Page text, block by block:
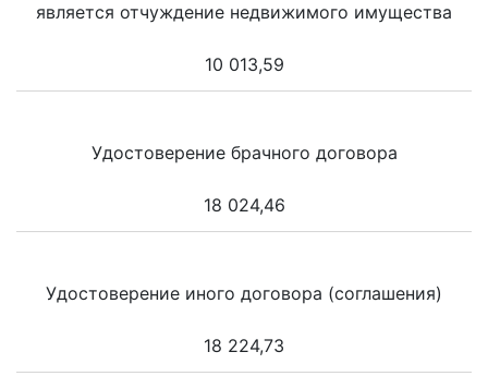
является отчуждение недвижимого имущества
10 013,59
Удостоверение брачного договора
18 024,46
Удостоверение иного договора (соглашения)
18 224,73